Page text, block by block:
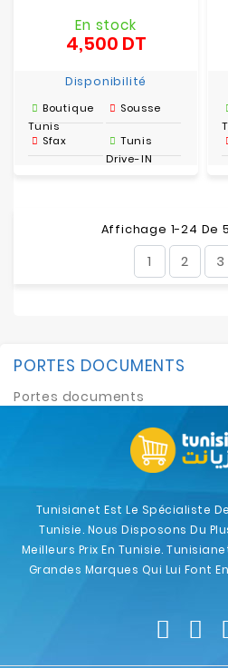
En stock
4,500 DTPrix
Disponibilité
Boutique
Tunis
Sousse
Sfax
Tunis
Drive-IN
Affichage 1-24 De
1 2 3
PORTES DOCUMENTS
Portes documents
Tunisianet Est Le Spécialiste
Tunisie. Nous Disposons Du
Meilleurs Prix En Tunisie.
Grandes Marques Qui Lui Font